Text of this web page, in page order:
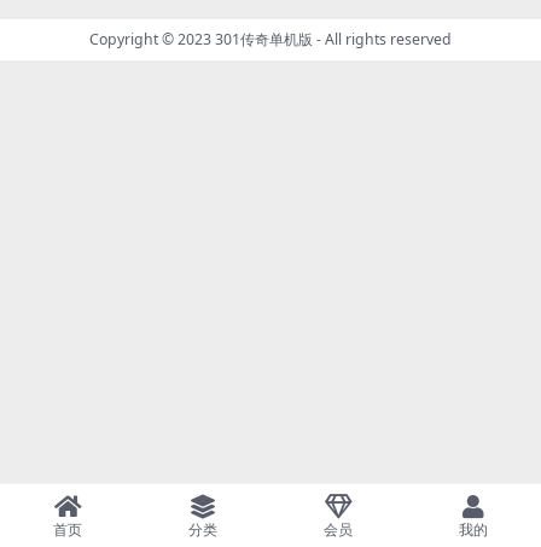
Copyright © 2023301传奇单机版 - All rights reserved
首页 分类 会员 我的